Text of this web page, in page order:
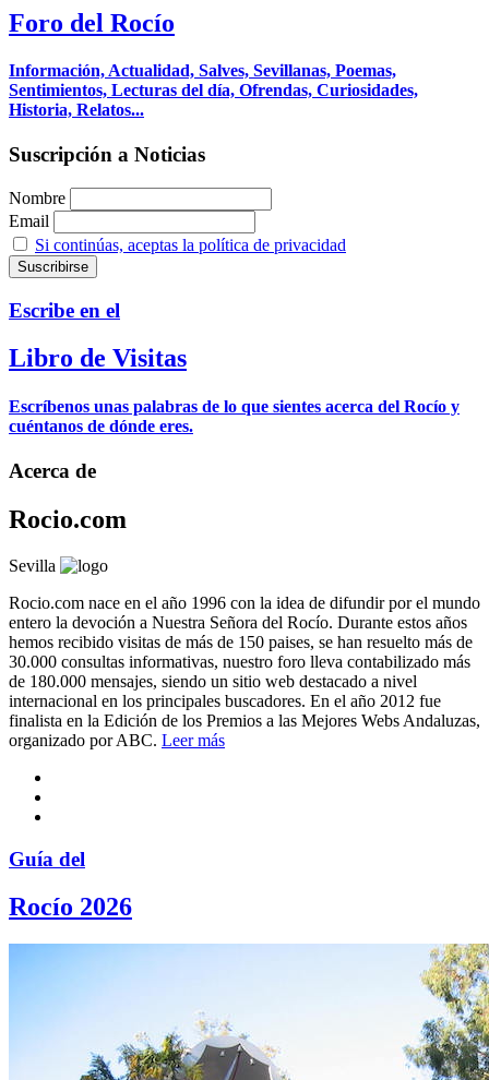
Foro del Rocío
Información, Actualidad, Salves, Sevillanas, Poemas,
Sentimientos, Lecturas del día, Ofrendas, Curiosidades,
Historia, Relatos...
Suscripción a Noticias
Nombre
Email
Si continúas, aceptas la política de privacidad
Escribe en el
Libro de Visitas
Escríbenos unas palabras de lo que sientes acerca del Rocío y
cuéntanos de dónde eres.
Acerca de
Rocio.com
Sevilla
Rocio.com nace en el año 1996 con la idea de difundir por el mundo
entero la devoción a Nuestra Señora del Rocío. Durante estos años
hemos recibido visitas de más de 150 paises, se han resuelto más de
30.000 consultas informativas, nuestro foro lleva contabilizado más
de 180.000 mensajes, siendo un sitio web destacado a nivel
internacional en los principales buscadores. En el año 2012 fue
finalista en la Edición de los Premios a las Mejores Webs Andaluzas,
organizado por ABC. Leer más
Guía del
Rocío 2026